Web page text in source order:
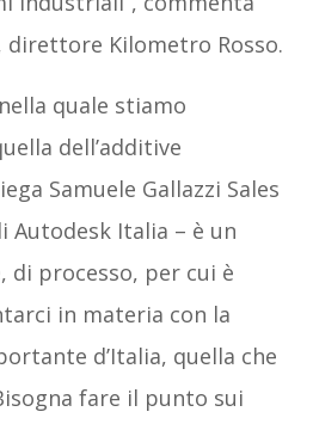
direttore Kilometro Rosso.
quale stiamo
dell’additive
Samuele Gallazzi Sales
Autodesk Italia – è un
di processo, per cui è
in materia con la
d’Italia, quella che
fare il punto sui